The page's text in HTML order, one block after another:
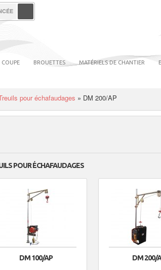
BROUETTES MATÉRIELS DE CHANTIER
pour échafaudages » DM 200/AP
POUR ÉCHAFAUDAGES
DM 100/AP DM 200/